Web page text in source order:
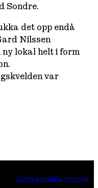
Sondre.
det opp endå
Nilssen
ny lokal helt i form
var
InstagramFacebook